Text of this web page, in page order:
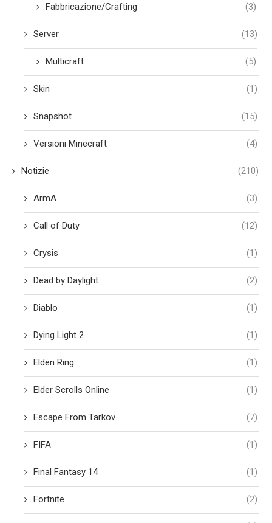
Fabbricazione/Crafting (3)
Server (13)
Multicraft (5)
Skin (1)
Snapshot (15)
Versioni Minecraft (4)
Notizie (210)
ArmA (3)
Call of Duty (12)
Crysis (1)
Dead by Daylight (2)
Diablo (1)
Dying Light 2 (1)
Elden Ring (1)
Elder Scrolls Online (1)
Escape From Tarkov (7)
FIFA (1)
Final Fantasy 14 (1)
Fortnite (2)